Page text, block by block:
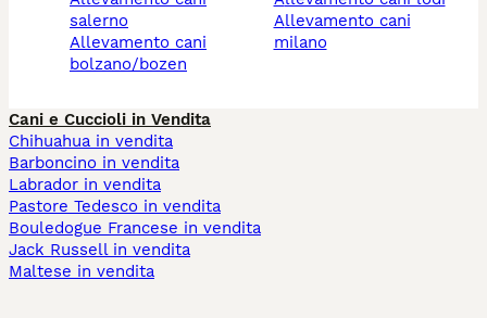
salerno
allevamento cani
bolzano/bozen
allevamento cani
milano
Cani e Cuccioli in Vendita
Chihuahua in vendita
Barboncino in vendita
Labrador in vendita
Pastore Tedesco in vendita
Bouledogue Francese in vendita
Jack Russell in vendita
Maltese in vendita